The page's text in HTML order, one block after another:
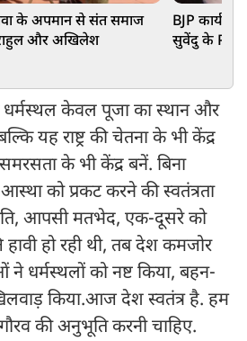
के अपमान से संत समाज
राहुल और अखिलेश
BJP
सुवेंदु के PA
धर्मस्थल केवल पूजा का स्थान और
यह राष्ट्र की चेतना के भी केंद्र
के भी केंद्र बनें. बिना
को प्रकट करने की स्वतंत्रता
आपसी मतभेद, एक-दूसरे को
हावी हो रही थी, तब देश कमजोर
धर्मस्थलों को नष्ट किया, बहन-
किया.आज देश स्वतंत्र है. हम
की अनुभूति करनी चाहिए.